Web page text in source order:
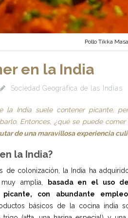
Pollo Tikka
en la India
Sociedad Geográfica de las Indias
la India suele contener picante,
Entonces, ¿qué se puede
de una maravillosa experiencia
la India?
de colonización, la India ha
muy amplia,
basada en el uso
con abundante
básicos de la cocina india